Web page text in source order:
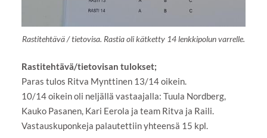
Rastitehtävä / tietovisa. Rastia oli kätketty 14 lenkkipolun varrelle.
Rastitehtävä/tietovisan tulokset;
Paras tulos Ritva Mynttinen 13/14 oikein.
10/14 oikein oli neljällä vastaajalla: Tuula Nordberg,
Kauko Pasanen, Kari Eerola ja team Ritva ja Raili.
Vastauskuponkeja palautettiin yhteensä 15 kpl.